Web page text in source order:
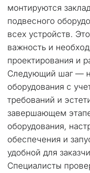
монтируются
подвесного
всех устройств.
важность и
проектирования и
Следующий шаг —
оборудования с
требований и
завершающем
оборудования,
обеспечения и
удобной для
Специалисты